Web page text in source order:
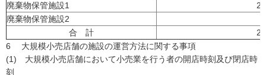
廃棄物保管施設1
廃棄物保管施設2
合 計
6 大規模小売店舗の施設の運営方法に関する事項
(1) 大規模小売店舗において小売業を行う者の開店時刻及び閉店時
刻